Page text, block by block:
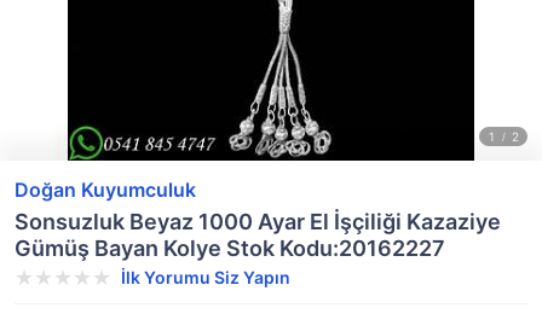
Doğan Kuyumculuk
Sonsuzluk Beyaz 1000 Ayar El İşçiliği Kazaziye
Gümüş Bayan Kolye Stok Kodu:20162227
İlk Yorumu Siz Yapın